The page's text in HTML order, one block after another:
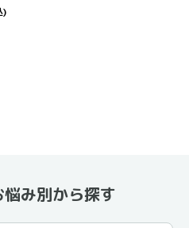
)
悩み別から探す